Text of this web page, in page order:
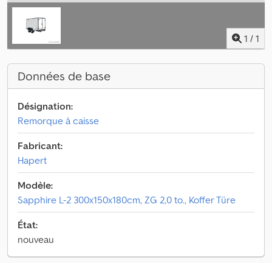
1 / 1
Données de base
Désignation:
Remorque à caisse
Fabricant:
Hapert
Modèle:
Sapphire L-2 300x150x180cm, ZG 2,0 to., Koffer Türe
État:
nouveau